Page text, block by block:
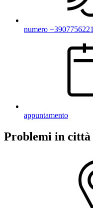
numero +3907756221
appuntamento
Problemi in città